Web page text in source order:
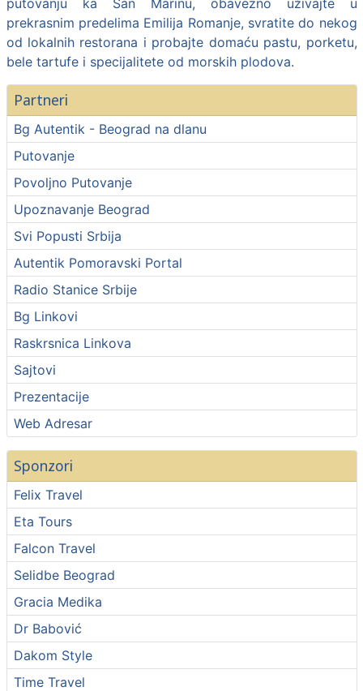
prekrasnim predelima Emilija Romanje, svratite do nekog
od lokalnih restorana i probajte domaću pastu, porketu,
bele tartufe i specijalitete od morskih plodova.
Partneri
Bg Autentik - Beograd na dlanu
Putovanje
Povoljno Putovanje
Upoznavanje Beograd
Svi Popusti Srbija
Autentik Pomoravski Portal
Radio Stanice Srbije
Bg Linkovi
Raskrsnica Linkova
Sajtovi
Prezentacije
Web Adresar
Sponzori
Felix Travel
Eta Tours
Falcon Travel
Selidbe Beograd
Gracia Medika
Dr Babović
Dakom Style
Time Travel